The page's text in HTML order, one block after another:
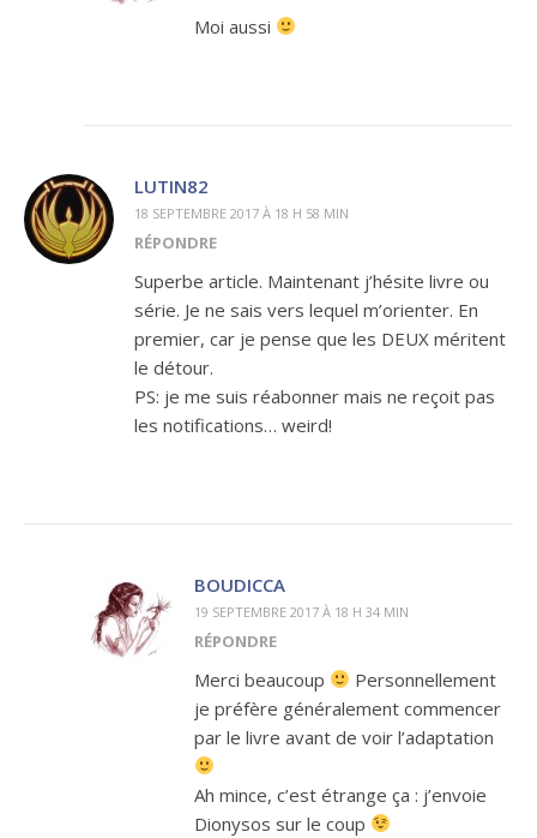
Moi aussi
LUTIN82
18 SEPTEMBRE 2017 À 18 H 58 MIN
RÉPONDRE
Superbe article. Maintenant j’hésite livre ou
série. Je ne sais vers lequel m’orienter. En
premier, car je pense que les DEUX méritent
le détour.
PS: je me suis réabonner mais ne reçoit pas
les notifications… weird!
BOUDICCA
19 SEPTEMBRE 2017 À 18 H 34 MIN
RÉPONDRE
Merci beaucoup
Personnellement
je préfère généralement commencer
par le livre avant de voir l’adaptation
Ah mince, c’est étrange ça : j’envoie
Dionysos sur le coup